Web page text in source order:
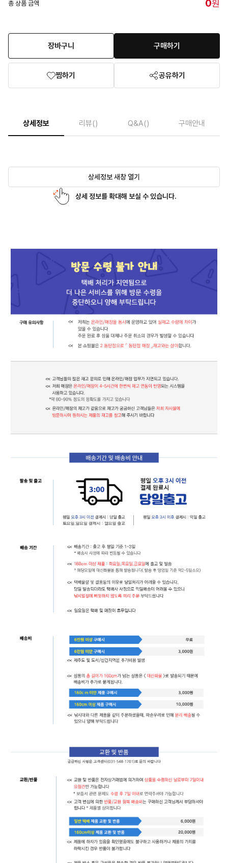
총 상품 금액 0원
장바구니 구매하기
찜하기 공유하기
상세정보 리뷰() Q&A() 구매안내
상세정보 새창 열기
상세 정보를 확대해 보실 수 있습니다.